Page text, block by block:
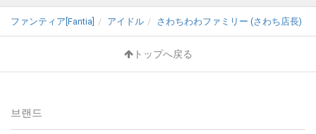
ファンティア[Fantia] アイドル さわちわわファミリー (さわち店長)
トップへ戻る
브랜드